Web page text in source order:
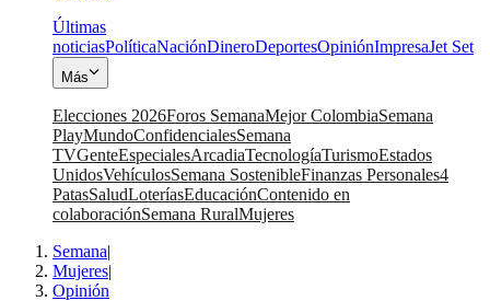
Últimas
noticiasPolíticaNaciónDineroDeportesOpiniónImpresaJet Set
Más
Elecciones 2026Foros SemanaMejor ColombiaSemana
PlayMundoConfidencialesSemana
TVGenteEspecialesArcadiaTecnologíaTurismoEstados
UnidosVehículosSemana SostenibleFinanzas Personales4
PatasSaludLoteríasEducaciónContenido en
colaboraciónSemana RuralMujeres
Semana|
Mujeres|
Opinión